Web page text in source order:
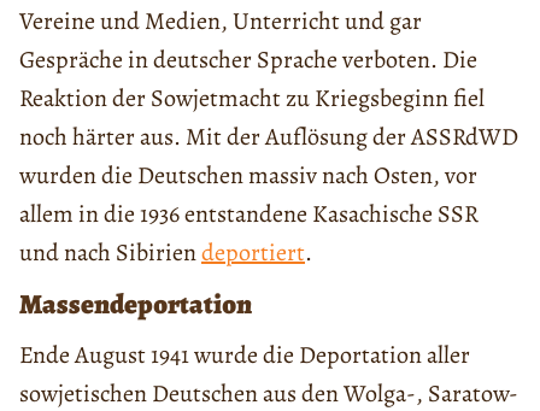
Vereine und Medien, Unterricht und gar
Gespräche in deutscher Sprache verboten. Die
Reaktion der Sowjetmacht zu Kriegsbeginn fiel
noch härter aus. Mit der Auflösung der ASSRdWD
wurden die Deutschen massiv nach Osten, vor
allem in die 1936 entstandene Kasachische SSR
und nach Sibiriendeportiert.
Massendeportation
Ende August 1941 wurde die Deportation aller
sowjetischen Deutschen aus den Wolga-, Saratow-